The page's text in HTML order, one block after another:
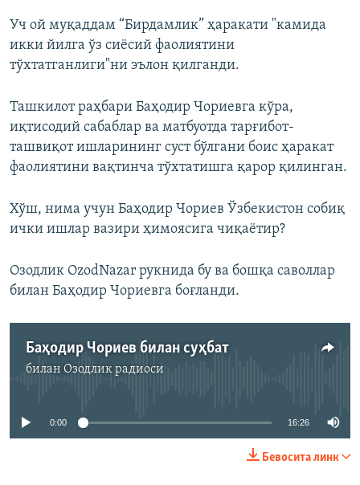
Уч ой муқаддам “Бирдамлик” ҳаракати "камида
икки йилга ўз сиёсий фаолиятини
тўхтатганлиги"ни эълон қилганди.
Ташкилот раҳбари Баҳодир Чориевга кўра,
иқтисодий сабаблар ва матбуотда тарғибот-
ташвиқот ишларининг суст бўлгани боис ҳаракат
фаолиятини вақтинча тўхтатишга қарор қилинган.
Хўш, нима учун Баҳодир Чориев Ўзбекистон собиқ
ички ишлар вазири ҳимоясига чиқаётир?
Озодлик OzodNazar рукнида бу ва бошқа саволлар
билан Баҳодир Чориевга боғланди.
Баҳодир Чориев билан суҳбат
билан Озодлик радиоси
Айни дамда медиа-манба мавжуд эмас
0:00 16:26
Бевосита линк